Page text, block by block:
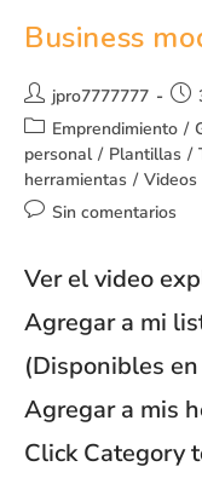
Business
jpro7777777
Emprendimiento /
personal / Plantillas /
herramientas / Videos
Sin comentarios
Ver el video
Agregar a mi
(Disponibles
Agregar a mis
Click Category